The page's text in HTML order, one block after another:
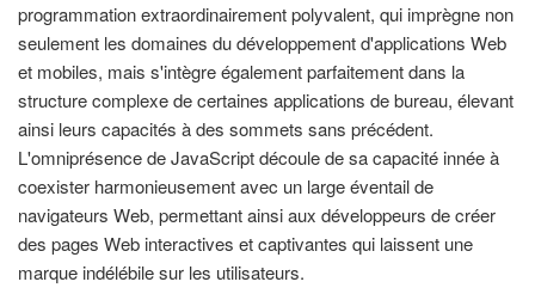
programmation extraordinairement polyvalent, qui imprègne non
seulement les domaines du développement d'applications Web
et mobiles, mais s'intègre également parfaitement dans la
structure complexe de certaines applications de bureau, élevant
ainsi leurs capacités à des sommets sans précédent.
L'omniprésence de JavaScript découle de sa capacité innée à
coexister harmonieusement avec un large éventail de
navigateurs Web, permettant ainsi aux développeurs de créer
des pages Web interactives et captivantes qui laissent une
marque indélébile sur les utilisateurs.